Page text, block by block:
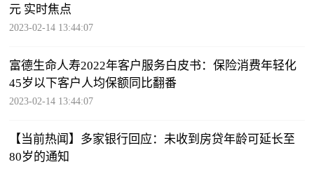
元 实时焦点
2023-02-14 13:44:07
富德生命人寿2022年客户服务白皮书：保险消费年轻化
45岁以下客户人均保额同比翻番
2023-02-14 13:44:07
【当前热闻】多家银行回应：未收到房贷年龄可延长至
80岁的通知